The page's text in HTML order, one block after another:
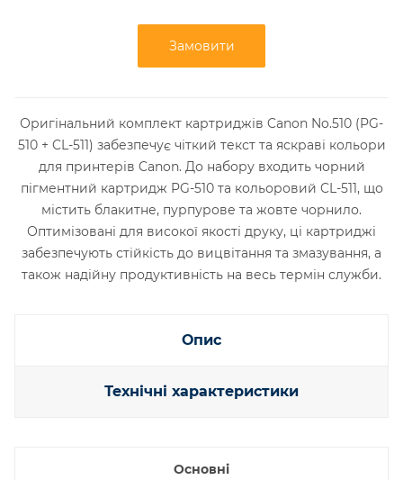
Замовити
Оригінальний комплект картриджів Canon No.510 (PG-
510 + CL-511) забезпечує чіткий текст та яскраві кольори
для принтерів Canon. До набору входить чорний
пігментний картридж PG-510 та кольоровий CL-511, що
містить блакитне, пурпурове та жовте чорнило.
Оптимізовані для високої якості друку, ці картриджі
забезпечують стійкість до вицвітання та змазування, а
також надійну продуктивність на весь термін служби.
Опис
Технічні характеристики
Основні